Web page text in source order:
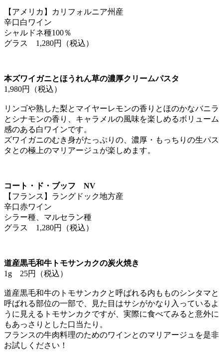
【アメリカ】カリフォルニア州産
辛口白ワイン
シャルドネ種100％
グラス 1,280円（税込）
本ズワイガニとほうれん草の濃厚クリームパスタ
1,980円（税込）
リンゴや熟した梨とマイヤーレモンの香りとほのかなバニラ
とシナモンの香り、キャラメルの風味を楽しめるボリューム
感のある白ワインです。
ズワイガニのむき身がたっぷりの、濃厚・もっちりの生パス
タとの極上のマリアージュが楽しめます。
コート・ド・ブッフ NV
【フランス】ラングドック地方産
辛口赤ワイン
シラー種、マルセラン種
グラス 1,280円（税込）
道産黒毛和牛トモサンカクの炭火焼き
1g 25円（税込）
道産黒毛和牛のトモサンカクと呼ばれる内もものシンタマと
呼ばれる部位の一部で、見た目はサシがかなり入っているよ
うに見えるトモサンカクですが、実際に食べてみると意外に
もあっさりとした口当たり。
フランスの牛肉料理のためのワインとのマリアージュを是非
お試しください！